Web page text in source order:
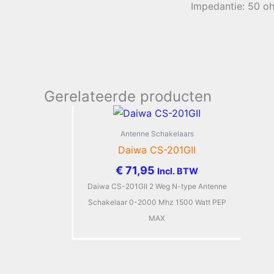
Impedantie: 50
Gerelateerde producten
Antenne Schakelaars
Daiwa CS-201GII
€71,95 Incl. BTW
Daiwa CS-201GII 2 Weg N-type Antenne
Schakelaar 0-2000 Mhz 1500 Watt PEP
MAX